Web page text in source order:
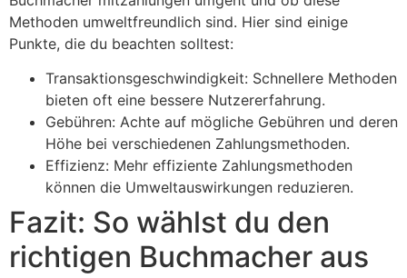
Methoden umweltfreundlich sind. Hier sind einige
Punkte, die du beachten solltest:
Transaktionsgeschwindigkeit: Schnellere Methoden
bieten oft eine bessere Nutzererfahrung.
Gebühren: Achte auf mögliche Gebühren und deren
Höhe bei verschiedenen Zahlungsmethoden.
Effizienz: Mehr effiziente Zahlungsmethoden
können die Umweltauswirkungen reduzieren.
Fazit: So wählst du den
richtigen Buchmacher aus